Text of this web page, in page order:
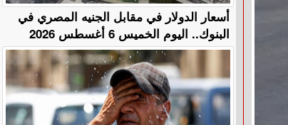
أسعار الدولار في مقابل الجنيه المصري في
البنوك.. اليوم الخميس 6 أغسطس 2026